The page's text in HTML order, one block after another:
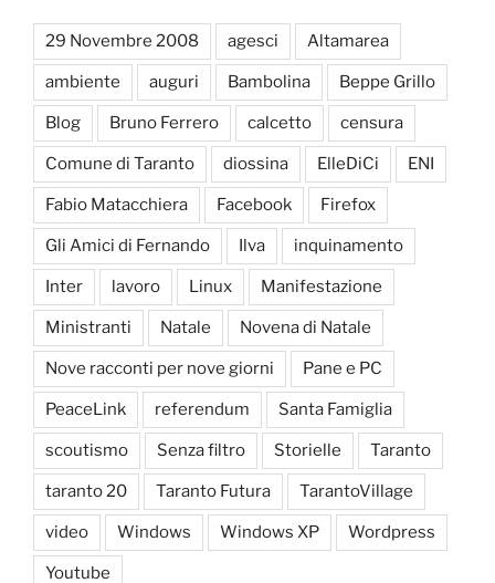
29 Novembre 2008 agesci Altamarea
ambiente auguri Bambolina Beppe Grillo
Blog Bruno Ferrero calcetto censura
Comune di Taranto diossina ElleDiCi ENI
Fabio Matacchiera Facebook Firefox
Gli Amici di Fernando Ilva inquinamento
Inter lavoro Linux Manifestazione
Ministranti Natale Novena di Natale
Nove racconti per nove giorni Pane e PC
PeaceLink referendum Santa Famiglia
scoutismo Senza filtro Storielle Taranto
taranto 20 Taranto Futura TarantoVillage
video Windows Windows XP Wordpress
Youtube